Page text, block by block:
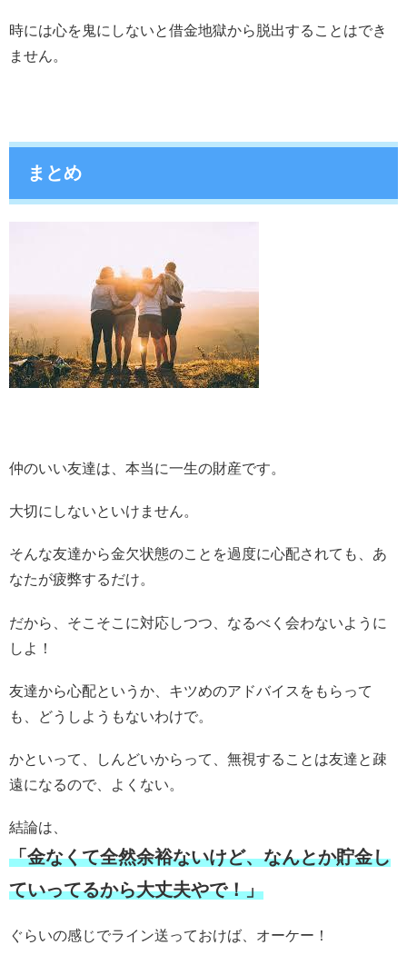
時には心を鬼にしないと借金地獄から脱出することはでき
ません。
まとめ
仲のいい友達は、本当に一生の財産です。
大切にしないといけません。
そんな友達から金欠状態のことを過度に心配されても、あ
なたが疲弊するだけ。
だから、そこそこに対応しつつ、なるべく会わないように
しよ！
友達から心配というか、キツめのアドバイスをもらって
も、どうしようもないわけで。
かといって、しんどいからって、無視することは友達と疎
遠になるので、よくない。
結論は、
「金なくて全然余裕ないけど、なんとか貯金し
ていってるから大丈夫やで！」
ぐらいの感じでライン送っておけば、オーケー！